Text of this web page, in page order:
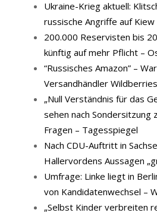
Ukraine-Krieg aktuell:
russische Angriffe auf Kiew
200.000 Reservisten bis
künftig auf mehr Pflicht –
“Russisches Amazon” –
Versandhändler
„Null Verständnis für das
sehen nach Sondersitzung
Fragen – Tagesspiegel
Nach CDU-Auftritt in
Hallervordens Aussagen
Umfrage: Linke liegt in
von Kandidatenwechsel –
„Selbst Kinder verbreiten